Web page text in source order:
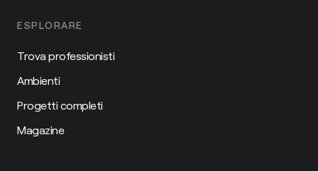
ESPLORARE
Trova professionisti
Ambienti
Progetti completi
Magazine